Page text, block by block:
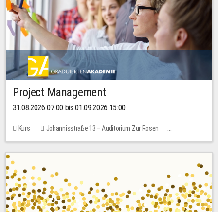
Project Management
31.08.2026 07:00 bis 01.09.2026 15:00
Kurs
Johannisstraße 13 – Auditorium Zur Rosen
Keine freien Plätze
30,00 EUR